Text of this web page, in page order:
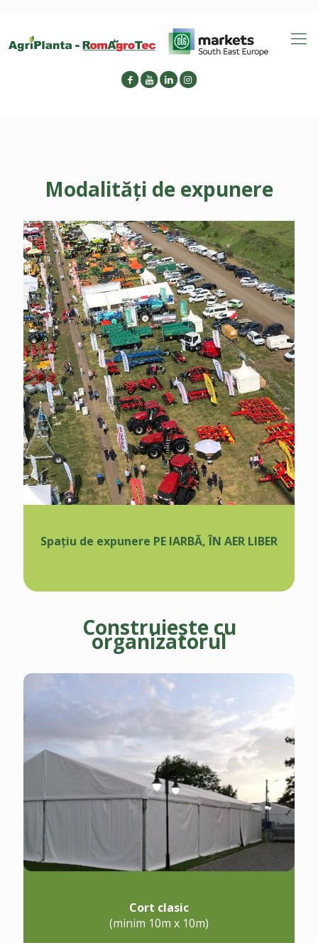
Modalități de expunere
Spațiu de expunere PE IARBĂ, ÎN AER LIBER
Construiește cu
organizatorul
Cort clasic
(minim 10m x 10m)